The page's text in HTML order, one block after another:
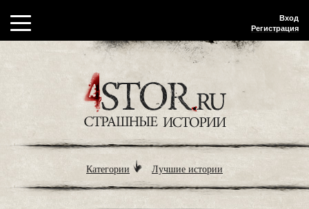
Вход
Регистрация
Категории Лучшие истории